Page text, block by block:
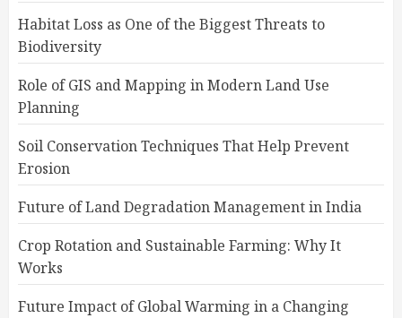
Habitat Loss as One of the Biggest Threats to
Biodiversity
Role of GIS and Mapping in Modern Land Use
Planning
Soil Conservation Techniques That Help Prevent
Erosion
Future of Land Degradation Management in India
Crop Rotation and Sustainable Farming: Why It
Works
Future Impact of Global Warming in a Changing